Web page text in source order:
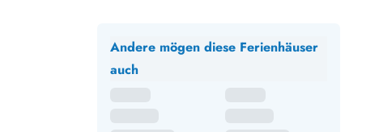
Andere mögen diese Ferienhäuser
auch